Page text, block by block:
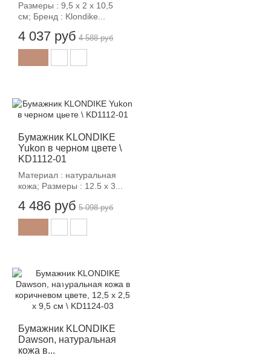
Размеры : 9,5 х 2 х 10,5
см; Бренд : Klondike...
4 037 руб 4 588 руб
Бумажник KLONDIKE
Yukon в черном цвете \
KD1112-01
Материал : натуральная
кожа; Размеры : 12.5 х 3...
4 486 руб 5 098 руб
Бумажник KLONDIKE
Dawson, натуральная
кожа в...